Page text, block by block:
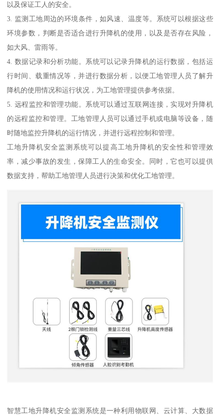
以及保证工人的安全。
3. 监测工地周边的环境条件，如风速、温度等。系统可以根据这些
环境参数，判断是否适合进行升降机的使用，以及是否存在风险，
如大风、雷雨等。
4. 数据记录和分析功能。系统可以记录升降机的运行数据，包括运
行时间、载重情况等，并进行数据分析，以便工地管理人员了解升
降机的使用情况和运行状况，为工地管理提供参考依据。
5. 远程监控和管理功能。系统可以通过互联网连接，实现对升降机
的远程监控和管理。工地管理人员可以通过手机或电脑等设备，随
时随地监控升降机的运行情况，并进行远程控制和管理。
工地升降机安全监测系统可以提高工地升降机的安全性和管理效
率，减少事故的发生，保障工人的生命安全。同时，它也可以提供
数据支持，帮助工地管理人员进行决策和优化工地管理。
智慧工地升降机安全监测系统是一种利用物联网、云计算、大数据